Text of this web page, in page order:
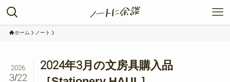
ホーム ノート
2024年3月の文房具購入品
2026
3/22